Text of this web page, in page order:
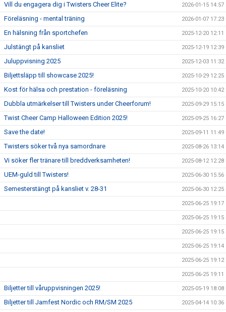
Vill du engagera dig i Twisters Cheer Elite? 2026-01-15 14:57
Föreläsning - mental träning 2026-01-07 17:23
En hälsning från sportchefen 2025-12-20 12:11
Julstängt på kansliet 2025-12-19 12:39
Juluppvisning 2025 2025-12-03 11:32
Biljettsläpp till showcase 2025! 2025-10-29 12:25
Kost för hälsa och prestation - föreläsning 2025-10-20 10:42
Dubbla utmärkelser till Twisters under Cheerforum! 2025-09-29 15:15
Twist Cheer Camp Halloween Edition 2025! 2025-09-25 16:27
Save the date! 2025-09-11 11:49
Twisters söker två nya samordnare 2025-08-26 13:14
Vi söker fler tränare till breddverksamheten! 2025-08-12 12:28
UEM-guld till Twisters! 2025-06-30 15:56
Semesterstängt på kansliet v. 28-31 2025-06-30 12:25
2025-06-25 19:17
2025-06-25 19:15
2025-06-25 19:15
2025-06-25 19:14
2025-06-25 19:12
2025-06-25 19:11
Biljetter till våruppvisningen 2025! 2025-05-19 18:08
Biljetter till Jamfest Nordic och RM/SM 2025 2025-04-14 10:36